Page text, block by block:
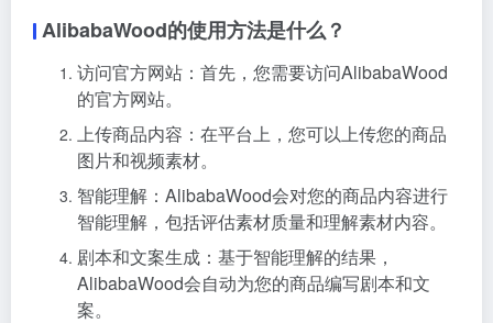
AlibabaWood的使用方法是什么？
访问官方网站：首先，您需要访问AlibabaWood
的官方网站。
上传商品内容：在平台上，您可以上传您的商品
图片和视频素材。
智能理解：AlibabaWood会对您的商品内容进行
智能理解，包括评估素材质量和理解素材内容。
剧本和文案生成：基于智能理解的结果，
AlibabaWood会自动为您的商品编写剧本和文
案。